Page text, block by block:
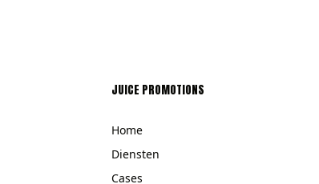
JUICE PROMOTIONS
Home
Diensten
Cases